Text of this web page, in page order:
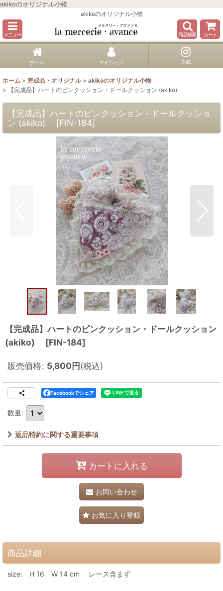
akikoのオリジナル小物
akikoのオリジナル小物
メニュー 商品検索 カート
ホーム マイページ SNS
ホーム > 完成品・オリジナル > akikoのオリジナル小物
>
【完成品】ハートのピンクッション・ドールクッション (akiko)
【完成品】ハートのピンクッション・ドールクッショ
ン (akiko)
[FIN-184]
【完成品】ハートのピンクッション・ドールクッション
(akiko)
[FIN-184]
販売価格: 5,800円(税込)
Facebookでシェア
数量:
返品特約に関する重要事項
カートに入れる
お問い合わせ
お気に入り登録
商品詳細
size: H 16 W 14 cm レース含まず